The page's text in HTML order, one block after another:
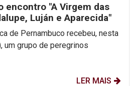
encontro "A Virgem das
Luján e Aparecida"
de Pernambuco recebeu, nesta
um grupo de peregrinos
LER MAIS